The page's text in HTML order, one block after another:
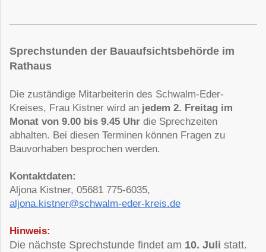
Sprechstunden der Bauaufsichtsbehörde im
Rathaus
Die zuständige Mitarbeiterin des Schwalm-Eder-
Kreises, Frau Kistner wird an jedem 2. Freitag im
Monat von 9.00 bis 9.45 Uhr die Sprechzeiten
abhalten. Bei diesen Terminen können Fragen zu
Bauvorhaben besprochen werden.
Kontaktdaten:
Aljona Kistner, 05681 775-6035,
aljona.kistner@schwalm-eder-kreis.de
Hinweis:
Die nächste Sprechstunde findet am 10. Juli statt.